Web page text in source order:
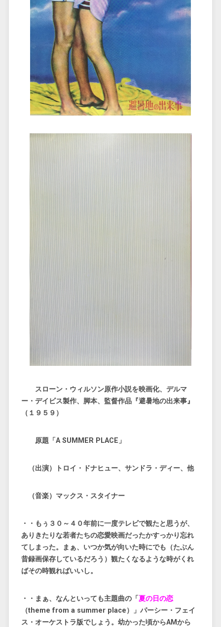
スローン・ウィルソン原作小説を映画化、デルマ
ー・デイビス製作、脚本、監督作品『避暑地の出来事』
（１９５９）
原題「A SUMMER PLACE」
（出演）トロイ・ドナヒュー、サンドラ・ディー、他
（音楽）マックス・スタイナー
・・もぅ３０～４０年前に一度テレビで観たと思うが、
ありきたりな若者たちの恋愛映画だったかすっかり忘れ
てしまった。まぁ、いつか気が向いた時にでも（たぶん
昔録画保存しているだろう）観たくなるような時がくれ
ばその時観ればいいし。
・・まぁ、なんといっても主題曲の「 夏の日の恋
（theme from a summer place）」パーシー・フェイ
ス・オーケストラ版でしょう。幼かった頃からAMから